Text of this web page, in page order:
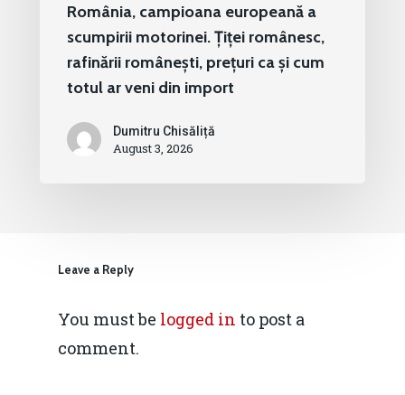
România, campioana europeană a
scumpirii motorinei. Țiței românesc,
rafinării românești, prețuri ca și cum
totul ar veni din import
Dumitru Chisăliță
August 3, 2026
Leave a Reply
You must be logged in to post a
comment.